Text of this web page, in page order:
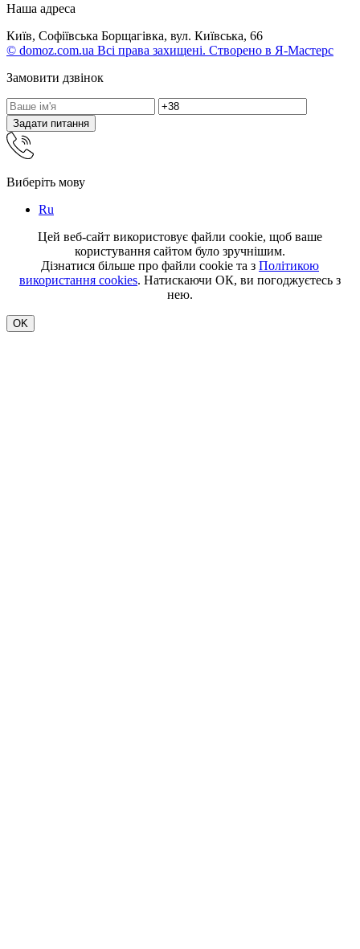
Наша адреса
Київ, Софіївська Борщагівка, вул. Київська, 66
© domoz.com.ua Всі права захищені. Створено в Я-Мастерс
Замовити дзвінок
Задати питання
Виберіть мову
Ru
Цей веб-сайт використовує файли cookie, щоб ваше
користування сайтом було зручнішим.
Дізнатися більше про файли cookie та з Політикою
використання cookies. Натискаючи ОК, ви погоджуєтесь з
нею.
OK